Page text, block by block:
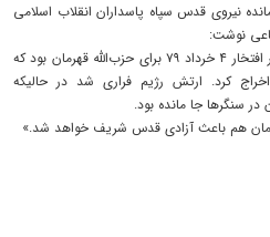
نیروی قدس سپاه پاسداران انقلاب اسلامی
نوشت:
«حماسه ۳ خرداد ۶۱ زمینه ساز حماسه پر افتخار ۴ خرداد ۷۹ برای حزب‌الله قهرمان بود که
کرد. ارتش رژیم فراری شد در حالیکه
سنگرها جا مانده بود.
هم باعث آزادی قدس شریف خواهد شد.»